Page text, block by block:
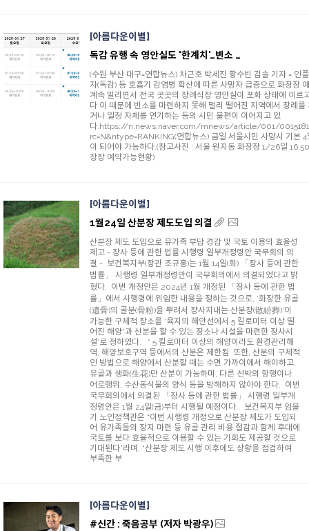
아름다운이별
독감 유행 속 영안실도 '한계치'…빈소 못찾아 '발 동동'(연합뉴스 1/26)
(수원·부산·대구=연합뉴스) 차근호 박세진 황수빈 김솔 기자 = 인
자(독감) 등 호흡기 감염병 확산에 따른 사망자 급증으로 화장장
계속 밀리면서 전국 곳곳의 장례식장 영안실이 포화 상태에 이르
다.이 때문에 빈소를 마련하지 못해 멀리 떨어진 지역에서 장례를
거나 일정 자체를 연기하는 등의 시민 불편이 이어지고 있
다.https://n.news.naver.com/mnews/article/001/
rc=N&ntype=RANKING(연합뉴스) 금일 서울시민 사망시 기본 4
이 되어야 가능하다.(참고사진 : 서울 원지동 화장장 1/26일
장장 예약가능현황)
아름다운이별
1월24일 산분장 제도도입 의결
산분장 제도 도입으로 유가족 부담 경감 및 국토 이용의 효율성
제고 - 장사 등에 관한 법률 시행령 일부개정령안 국무회의 의
결 - 보건복지부(장관 조규홍)는 1월 14일(화) 「장사 등에 관한
법률」 시행령 일부개정령안이 국무회의에서 의결되었다고 밝
혔다. 이번 개정안은 2024년 1월 개정된 「장사 등에 관한 법
률」에서 시행령에 위임한 내용을 정하는 것으로, ‘화장한 유골
(遺骨)의 골분(骨粉)을 뿌려서 장사지내는 산분장(散紛葬)’이
가능한 구체적 장소를 ‘육지의 해안선에서 5 킬로미터 이상 떨
어진 해양*과 산분을 할 수 있는 장소나 시설을 마련한 장사시
설’로 정하였다. * 5 킬로미터 이상의 해양이라도 환경관리해
역, 해양보호구역 등에서의 산분은 제한됨 또한, 산분의 구체적
인 방법으로 해양에서 산분할 때는 수면 가까이에서 해야하고,
유골과 생화(生花)만 산분이 가능하며, 다른 선박의 항행이나
어로행위, 수산동식물의 양식 등을 방해하지 않아야 한다. 이번
국무회의에서 의결된 「장사 등에 관한 법률」 시행령 일부개
정령안은 1월 24일(금)부터 시행될 예정이다. 보건복지부 임을
기 노인정책관은 “이번 시행령 개정으로 산분장 제도가 도입되
어 유가족들의 장지 마련 등 유골 관리 비용 절감과 함께 후대에
국토를 보다 효율적으로 이용할 수 있는 기회도 제공할 것으로
기대된다”라며, “산분장 제도 시행 이후에도 상황을 점검하여
부족한 부
아름다운이별
#신간 : 죽음공부 (저자 박광우)